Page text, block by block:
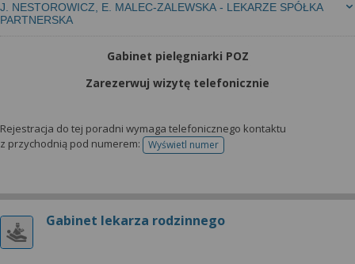
J. NESTOROWICZ, E. MALEC-ZALEWSKA - LEKARZE SPÓŁKA
PARTNERSKA
Gabinet pielęgniarki POZ
Zarezerwuj wizytę telefonicznie
Rejestracja do tej poradni wymaga telefonicznego kontaktu
z przychodnią pod numerem:
Wyświetl numertelefonu do rejestracji
Gabinet lekarza rodzinnego